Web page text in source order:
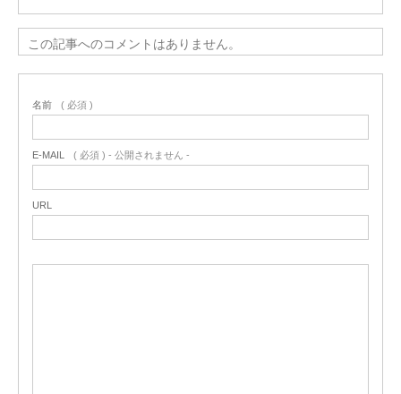
この記事へのコメントはありません。
名前 ( 必須 )
E-MAIL ( 必須 ) - 公開されません -
URL